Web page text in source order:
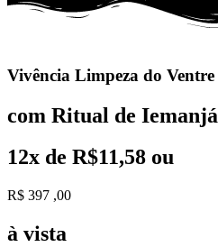
Vivência Limpeza do Ventre
com Ritual de Iemanjá
12x de R$11,58 ou
R$ 397 ,00
à vista